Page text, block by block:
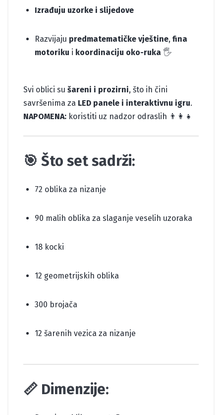
Izrađuju uzorke i slijedove
Razvijaju predmatematičke vještine, fina
motoriku i koordinaciju oko-ruka 🖐️
Svi oblici su šareni i prozirni, što ih čini
savršenima za LED panele i interaktivnu igru.
NAPOMENA: koristiti uz nadzor odraslih 👨‍👩‍👧
🎯 Što set sadrži:
72 oblika za nizanje
90 malih oblika za slaganje veselih uzoraka
18 kocki
12 geometrijskih oblika
300 brojača
12 šarenih vezica za nizanje
📏 Dimenzije: